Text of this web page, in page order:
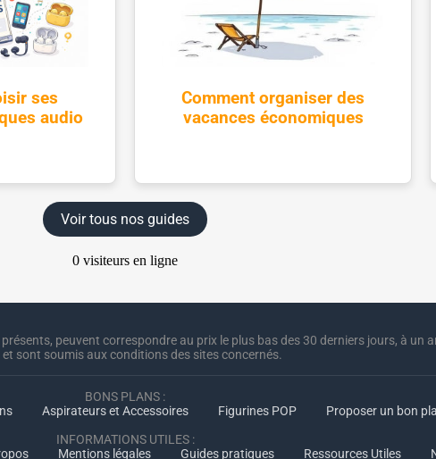
ses
audio
Comment organiser des
vacances économiques
Voir tous nos guides
peuvent correspondre au prix le plus bas des 30 derniers jours, à un
et sont soumis aux conditions des sites concernés.
BONS PLANS :
Aspirateurs et Accessoires Figurines POP
Proposer un bon
INFORMATIONS UTILES :
Mentions légales Guides pratiques Ressources Utiles